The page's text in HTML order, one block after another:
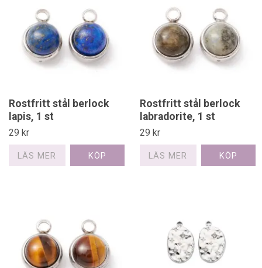
Rostfritt stål berlock
lapis, 1 st
29 kr
LÄS MER
Rostfritt stål berlock
labradorite, 1 st
29 kr
LÄS MER